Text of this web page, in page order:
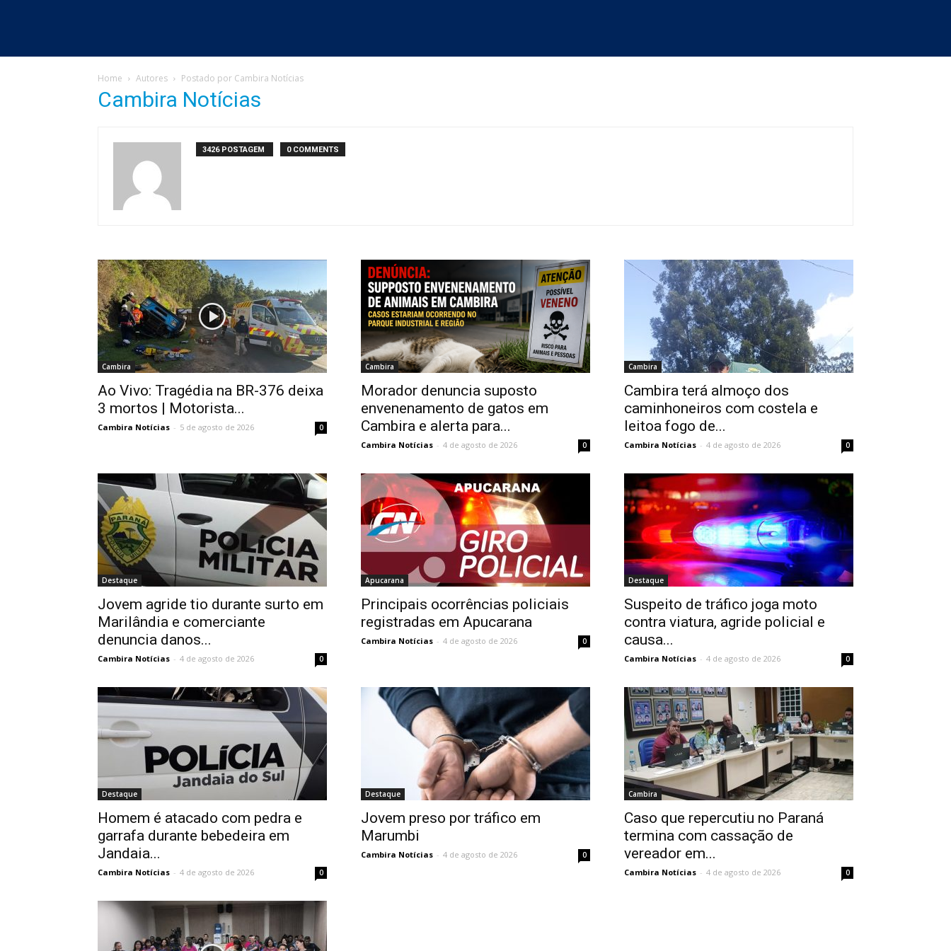
Home Autores Postado por Cambira Notícias
Cambira Notícias
3426 POSTAGEM 0 COMMENTS
Cambira
Ao Vivo: Tragédia na BR-376 deixa
3 mortos | Motorista...
Cambira Notícias - 5 de agosto de 2026 0
Cambira
Morador denuncia suposto
envenenamento de gatos em
Cambira e alerta para...
Cambira Notícias - 4 de agosto de 2026 0
Cambira
Cambira terá almoço dos
caminhoneiros com costela e
leitoa fogo de...
Cambira Notícias - 4 de agosto de 2026 0
Destaque
Jovem agride tio durante surto em
Marilândia e comerciante
denuncia danos...
Cambira Notícias - 4 de agosto de 2026 0
Apucarana
Principais ocorrências policiais
registradas em Apucarana
Cambira Notícias - 4 de agosto de 2026 0
Destaque
Suspeito de tráfico joga moto
contra viatura, agride policial e
causa...
Cambira Notícias - 4 de agosto de 2026 0
Destaque
Homem é atacado com pedra e
garrafa durante bebedeira em
Jandaia...
Cambira Notícias - 4 de agosto de 2026 0
Destaque
Jovem preso por tráfico em
Marumbi
Cambira Notícias - 4 de agosto de 2026 0
Cambira
Caso que repercutiu no Paraná
termina com cassação de
vereador em...
Cambira Notícias - 4 de agosto de 2026 0